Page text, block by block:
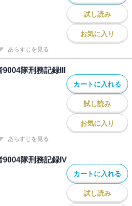
試し読み
お気に入り
あらすじを見る
隊刑務記録III
カートに入れる
試し読み
お気に入り
あらすじを見る
隊刑務記録IV
カートに入れる
試し読み